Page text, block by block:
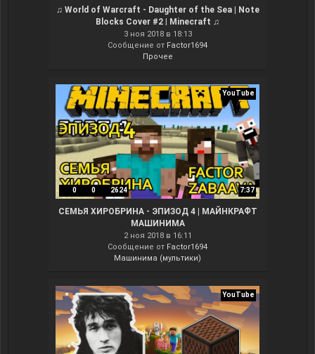
♫ World of Warcraft - Daughter of the Sea | Note
Blocks Cover #2 | Minecraft ♫
3 ноя 2018 в 18:13
Сообщение от Factor1694
Прочее
YouTube
0 0 2624 7:37
СЕМЬЯ ХИРОБРИНА - ЭПИЗОД 4 | МАЙНКРАФТ
МАШИНИМА
2 ноя 2018 в 16:11
Сообщение от Factor1694
Машинима (мультики)
YouTube